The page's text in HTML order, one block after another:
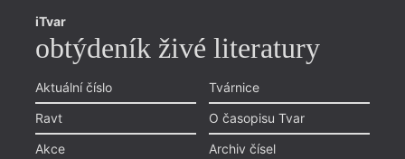
iTvar
obtýdeník živé literatury
Aktuální číslo
Ravt
Akce
Tvárnice
O časopisu Tvar
Archiv čísel